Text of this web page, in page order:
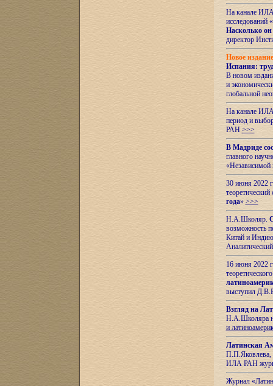
На канале ИЛА
исследований «
Насколько он
директор
Новое
Испания:
В новом
и
глобальной
На канале
период и
РАН >>>
В Мадриде
главного
«Независимой
30 июня 2022
года» >>>
Н.А.Школяр.
возможность
Китай и
16 июня 2022
выступил
Взгляд на
Н.А.Школяра
и
Латинская
П.П.Яковлева,
ИЛА РАН
Журнал